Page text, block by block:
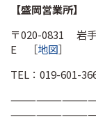
【盛岡営業所】
〒020-0831 岩手
E ［地図］
TEL：019-601-